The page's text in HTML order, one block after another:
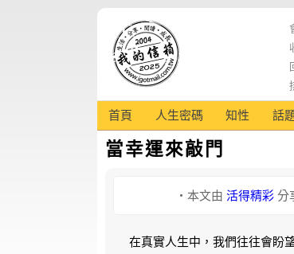
首頁 人生密碼 知性 話
當幸運來敲門
‧本文由 活得精彩 分
在真實人生中，我們往往會盼